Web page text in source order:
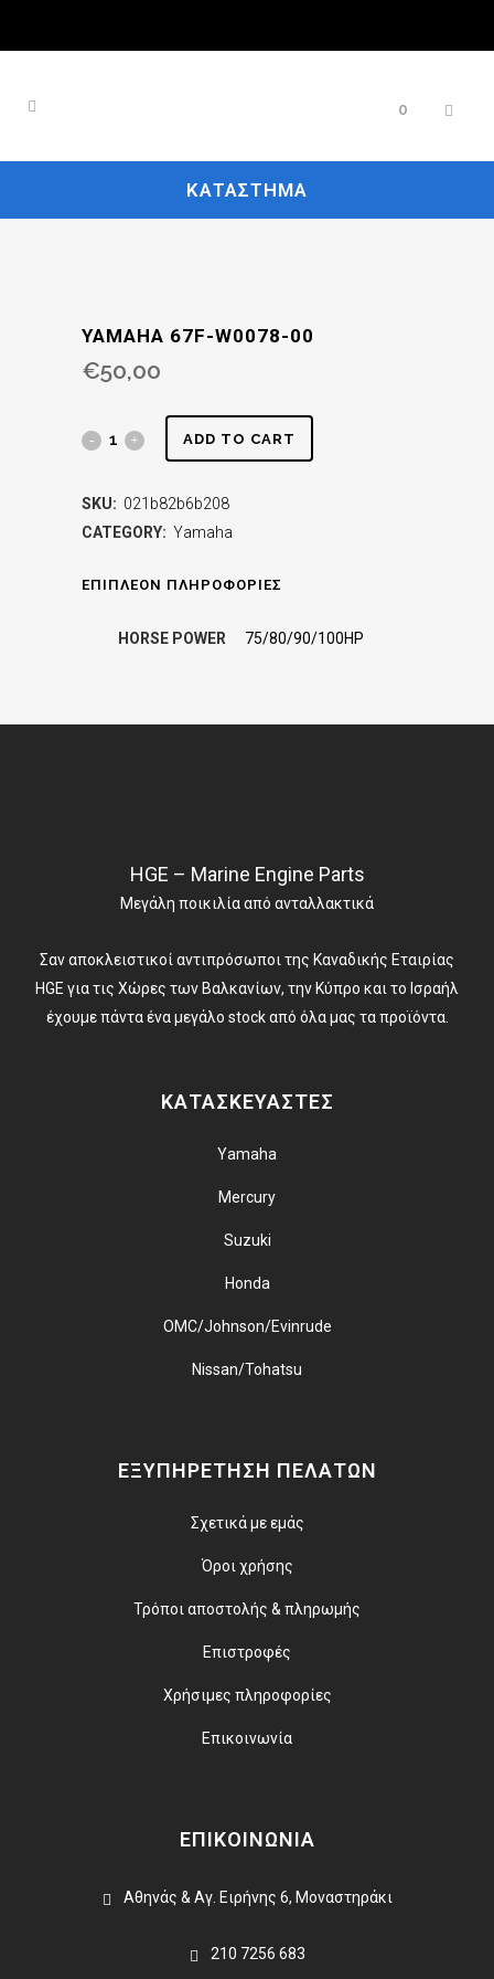
0
ΚΑΤΆΣΤΗΜΑ
YAMAHA 67F-W0078-00
€50,00
ADD TO CART
SKU: 021b82b6b208
CATEGORY: Yamaha
ΕΠΙΠΛΈΟΝ ΠΛΗΡΟΦΟΡΊΕΣ
HORSE POWER 75/80/90/100HP
HGE – Marine Engine Parts
Μεγάλη ποικιλία από ανταλλακτικά
Σαν αποκλειστικοί αντιπρόσωποι της Καναδικής Εταιρίας
HGE για τις Χώρες των Βαλκανίων, την Κύπρο και το Ισραήλ
έχουμε πάντα ένα μεγάλο stock από όλα μας τα προϊόντα.
ΚΑΤΑΣΚΕΥΑΣΤΕΣ
Yamaha
Mercury
Suzuki
Honda
OMC/Johnson/Evinrude
Nissan/Tohatsu
ΕΞΥΠΗΡΕΤΗΣΗ ΠΕΛΑΤΩΝ
Σχετικά με εμάς
Όροι χρήσης
Τρόποι αποστολής & πληρωμής
Επιστροφές
Χρήσιμες πληροφορίες
Επικοινωνία
ΕΠΙΚΟΙΝΩΝΙΑ
Αθηνάς & Αγ. Ειρήνης 6, Μοναστηράκι
210 7256 683